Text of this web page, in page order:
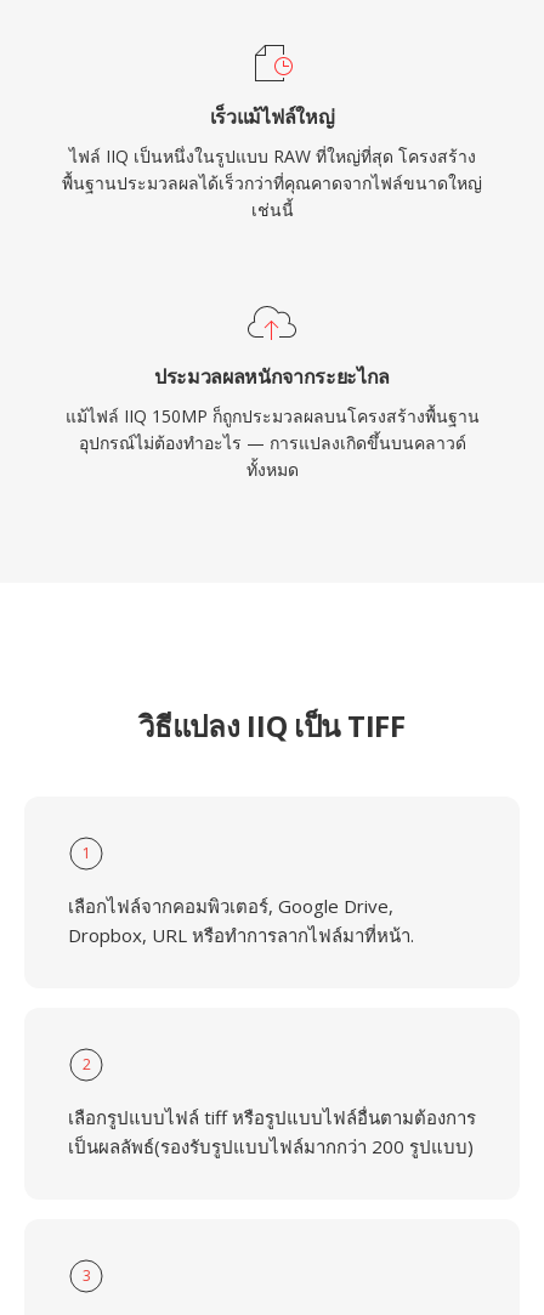
เร็วแม้ไฟล์ใหญ่
ไฟล์ IIQ เป็นหนึ่งในรูปแบบ RAW ที่ใหญ่ที่สุด โครงสร้าง
พื้นฐานประมวลผลได้เร็วกว่าที่คุณคาดจากไฟล์ขนาดใหญ่
เช่นนี้
ประมวลผลหนักจากระยะไกล
แม้ไฟล์ IIQ 150MP ก็ถูกประมวลผลบนโครงสร้างพื้นฐาน
อุปกรณ์ไม่ต้องทำอะไร — การแปลงเกิดขึ้นบนคลาวด์
ทั้งหมด
วิธีแปลง IIQ เป็น TIFF
1
เลือกไฟล์จากคอมพิวเตอร์, Google Drive,
Dropbox, URL หรือทำการลากไฟล์มาที่หน้า.
2
เลือกรูปแบบไฟล์ tiff หรือรูปแบบไฟล์อื่นตามต้องการ
เป็นผลลัพธ์(รองรับรูปแบบไฟล์มากกว่า 200 รูปแบบ)
3